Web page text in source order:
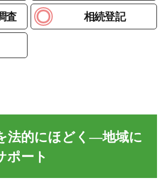
査 相続登記
法的にほどく―地域に
ポート